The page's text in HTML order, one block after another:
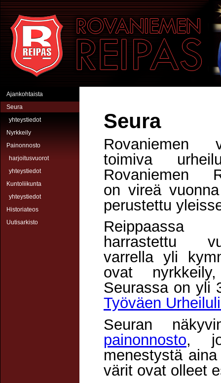
Hyppää pääsisältöön
Rovaniemen Reipas
Ajankohtaista
Seura
yhteystiedot
Nyrkkeily
Painonnosto
harjoitusvuorot
yhteystiedot
Kuntoliikunta
yhteystiedot
Historiateos
Uutisarkisto
Seura
Rovaniemen
toimiva
Rovaniemen
on vireä
perustettu
harrastettu
varrella yli
ovat
Seurassa on yli
Työväen
Seuran
painonnosto,
menestystä
värit ovat olleet